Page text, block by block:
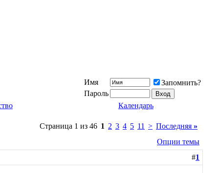
Имя
Запомнить?
Пароль
Календарь
Страница 1 из 46 1 2 3 4 5 11 > Последняя »
Опции темы
#1